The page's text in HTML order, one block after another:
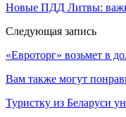
Новые ПДД Литвы:
Следующая запись
«Евроторг» возьмет в
Вам также могут
Туристку из Беларуси